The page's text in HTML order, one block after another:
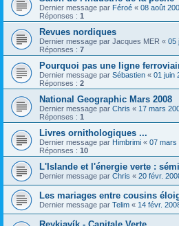
Dernier message par Féroé « 08 août
Réponses : 1
Revues nordiques
Dernier message par Jacques MER « 05
Réponses : 7
Pourquoi pas une ligne
Dernier message par Sébastien « 01 juin
Réponses : 2
National Geographic Mars 2008
Dernier message par Chris « 17 mars
Réponses : 1
Livres ornithologiques ...
Dernier message par Himbrimi « 07 mars
Réponses : 10
L'Islande et l'énergie verte :
Dernier message par Chris « 20 févr.
Les mariages entre cousins
Dernier message par Telim « 14 févr.